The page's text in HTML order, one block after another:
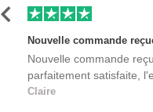
Nouvelle commande
parfaitement satisfaite,
Claire
Précédent